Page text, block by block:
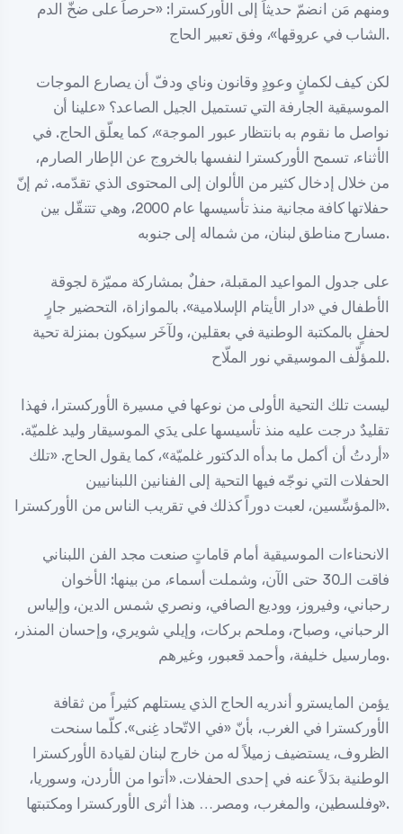
ومنهم مَن انضمّ حديثاً إلى الأوركسترا: «حرصاً على ضخّ الدم
الشاب في عروقها»، وفق تعبير الحاج.
لكن كيف لكمانٍ وعودٍ وقانون وناي ودفّ أن يصارع الموجات
الموسيقية الجارفة التي تستميل الجيل الصاعد؟ «علينا أن
نواصل ما نقوم به بانتظار عبور الموجة»، كما يعلّق الحاج. في
الأثناء، تسمح الأوركسترا لنفسها بالخروج عن الإطار الصارم،
من خلال إدخال كثير من الألوان إلى المحتوى الذي تقدّمه. ثم إنّ
حفلاتها كافة مجانية منذ تأسيسها عام 2000، وهي تتنقّل بين
مسارح مناطق لبنان، من شماله إلى جنوبه.
على جدول المواعيد المقبلة، حفلٌ بمشاركة مميّزة لجوقة
الأطفال في «دار الأيتام الإسلامية». بالموازاة، التحضير جارٍ
لحفلٍ بالمكتبة الوطنية في بعقلين، ولآخَر سيكون بمنزلة تحية
للمؤلّف الموسيقي نور الملّاح.
ليست تلك التحية الأولى من نوعها في مسيرة الأوركسترا، فهذا
تقليدٌ درجت عليه منذ تأسيسها على يدَي الموسيقار وليد غلميّة.
«أردتُ أن أكمل ما بدأه الدكتور غلميّة»، كما يقول الحاج. «تلك
الحفلات التي نوجّه فيها التحية إلى الفنانين اللبنانيين
المؤسِّسين، لعبت دوراً كذلك في تقريب الناس من الأوركسترا».
الانحناءات الموسيقية أمام قاماتٍ صنعت مجد الفن اللبناني
فاقت الـ30 حتى الآن، وشملت أسماء، من بينها: الأخوان
رحباني، وفيروز، ووديع الصافي، ونصري شمس الدين، وإلياس
الرحباني، وصباح، وملحم بركات، وإيلي شويري، وإحسان المنذر،
ومارسيل خليفة، وأحمد قعبور، وغيرهم.
يؤمن المايسترو أندريه الحاج الذي يستلهم كثيراً من ثقافة
الأوركسترا في الغرب، بأنّ «في الاتّحاد غِنى». كلّما سنحت
الظروف، يستضيف زميلاً له من خارج لبنان لقيادة الأوركسترا
الوطنية بدَلاً عنه في إحدى الحفلات. «أتوا من الأردن، وسوريا،
وفلسطين، والمغرب، ومصر… هذا أثرى الأوركسترا ومكتبتها».